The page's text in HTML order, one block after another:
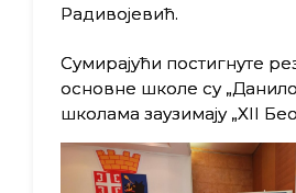
Радивојевић.
Сумирајући постигнуте
основне школе су
школама заузимају „XII